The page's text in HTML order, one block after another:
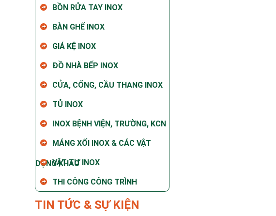
BỒN RỬA TAY INOX
BÀN GHẾ INOX
GIÁ KỆ INOX
ĐỒ NHÀ BẾP INOX
CỬA, CỔNG, CẦU THANG INOX
TỦ INOX
INOX BỆNH VIỆN, TRƯỜNG, KCN
MÁNG XỐI INOX & CÁC VẬT
DỤNG KHÁC
VẬT TƯ INOX
THI CÔNG CÔNG TRÌNH
TIN TỨC & SỰ KIỆN